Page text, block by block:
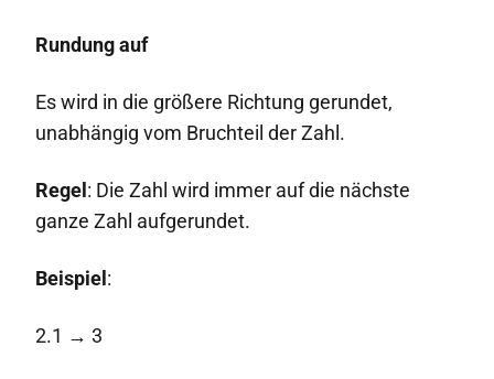
Rundung auf
Es wird in die größere Richtung gerundet,
unabhängig vom Bruchteil der Zahl.
Regel : Die Zahl wird immer auf die nächste
ganze Zahl aufgerundet.
Beispiel :
2.1 → 3